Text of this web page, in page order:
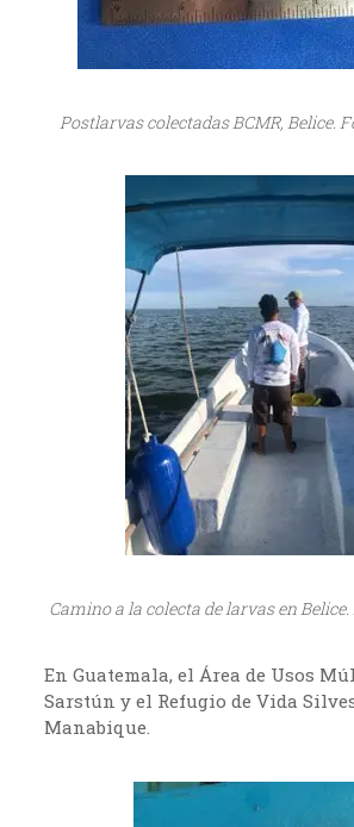
Postlarvas colectadas BCMR, Belice.
Camino a la colecta de larvas en
En Guatemala, el Área de Usos
Sarstún y el Refugio de Vida
Manabique.